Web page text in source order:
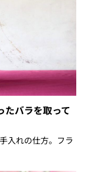
たバラを取って
入れの仕方。フラ